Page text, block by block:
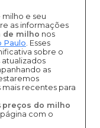
e seu
as informações
de milho nos
Paulo. Esses
sobre o
atualizados
as
recentes para
preços do milho
com o